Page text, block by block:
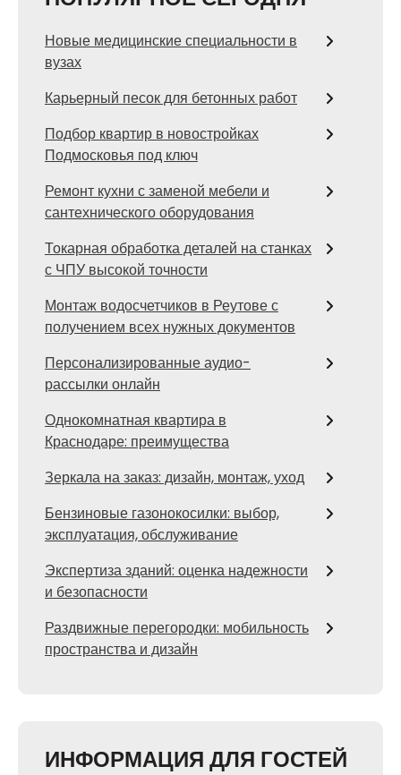
Новые медицинские специальности в
вузах
Карьерный песок для бетонных работ
Подбор квартир в новостройках
Подмосковья под ключ
Ремонт кухни с заменой мебели и
сантехнического оборудования
Токарная обработка деталей на станках
с ЧПУ высокой точности
Монтаж водосчетчиков в Реутове с
получением всех нужных документов
Персонализированные аудио-
рассылки онлайн
Однокомнатная квартира в
Краснодаре: преимущества
Зеркала на заказ: дизайн, монтаж, уход
Бензиновые газонокосилки: выбор,
эксплуатация, обслуживание
Экспертиза зданий: оценка надежности
и безопасности
Раздвижные перегородки: мобильность
пространства и дизайн
ИНФОРМАЦИЯ ДЛЯ ГОСТЕЙ